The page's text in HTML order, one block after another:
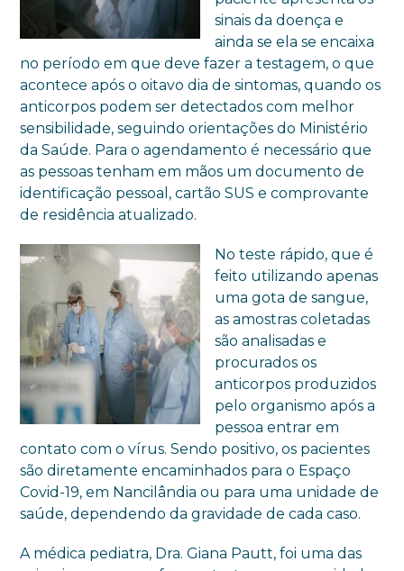
sinais da doença e
ainda se ela se encaixa
no período em que deve fazer a testagem, o que
acontece após o oitavo dia de sintomas, quando os
anticorpos podem ser detectados com melhor
sensibilidade, seguindo orientações do Ministério
da Saúde. Para o agendamento é necessário que
as pessoas tenham em mãos um documento de
identificação pessoal, cartão SUS e comprovante
de residência atualizado.
No teste rápido, que é
feito utilizando apenas
uma gota de sangue,
as amostras coletadas
são analisadas e
procurados os
anticorpos produzidos
pelo organismo após a
pessoa entrar em
contato com o vírus. Sendo positivo, os pacientes
são diretamente encaminhados para o Espaço
Covid-19, em Nancilândia ou para uma unidade de
saúde, dependendo da gravidade de cada caso.
A médica pediatra, Dra. Giana Pautt, foi uma das